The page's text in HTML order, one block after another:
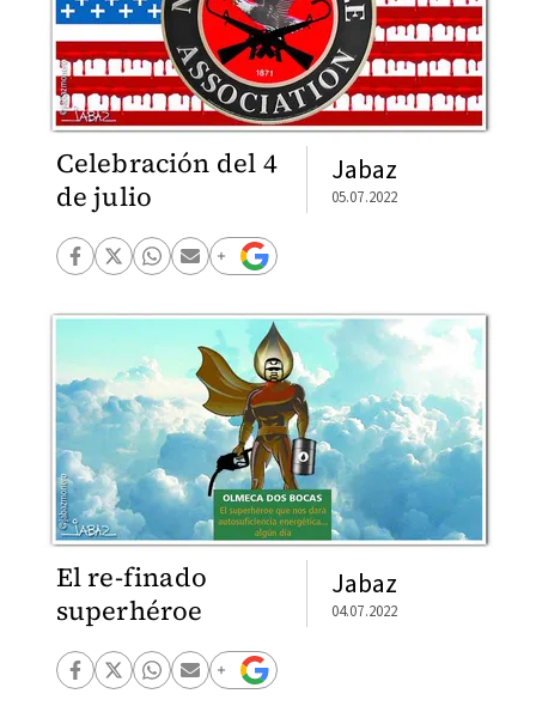
Celebración del 4
de julio
Jabaz
05.07.2022
El re-finado
superhéroe
Jabaz
04.07.2022